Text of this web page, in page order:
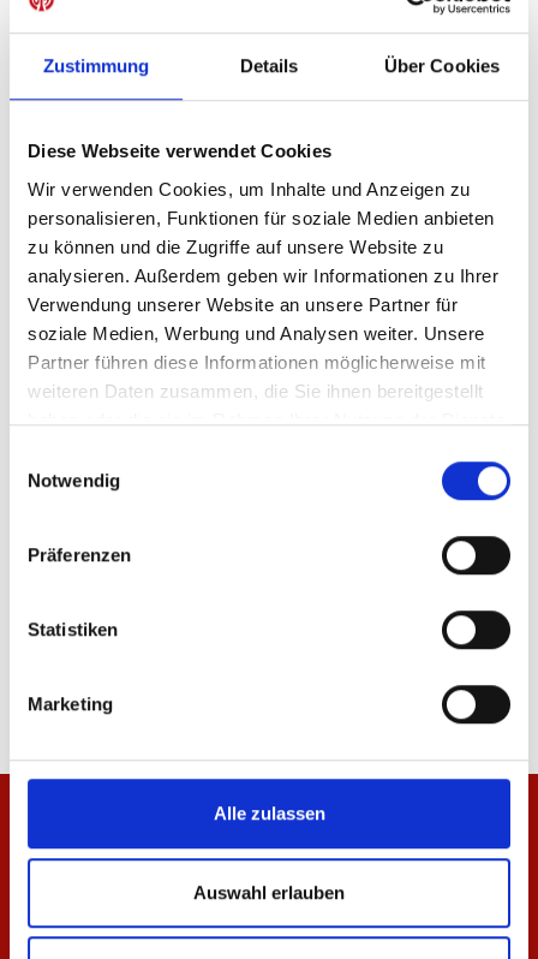
Zustimmung Details Über Cookies
Diese Webseite verwendet Cookies
Wir verwenden Cookies, um Inhalte und Anzeigen zu
personalisieren, Funktionen für soziale Medien anbieten
zu können und die Zugriffe auf unsere Website zu
analysieren. Außerdem geben wir Informationen zu Ihrer
Verwendung unserer Website an unsere Partner für
soziale Medien, Werbung und Analysen weiter. Unsere
Partner führen diese Informationen möglicherweise mit
weiteren Daten zusammen, die Sie ihnen bereitgestellt
haben oder die sie im Rahmen Ihrer Nutzung der Dienste
Notwendig
Präferenzen
Statistiken
Marketing
Alle zulassen
Auswahl erlauben
Produkt Anzahl: Gib den gewünschten
Anzahl
Sofort verfügbar, Lieferzeit: 1-3 Tage
IN DEN WARENKORB
Produktdetails
Zip Jacke Essentials Rot Kinder Zip Jacke Essentials